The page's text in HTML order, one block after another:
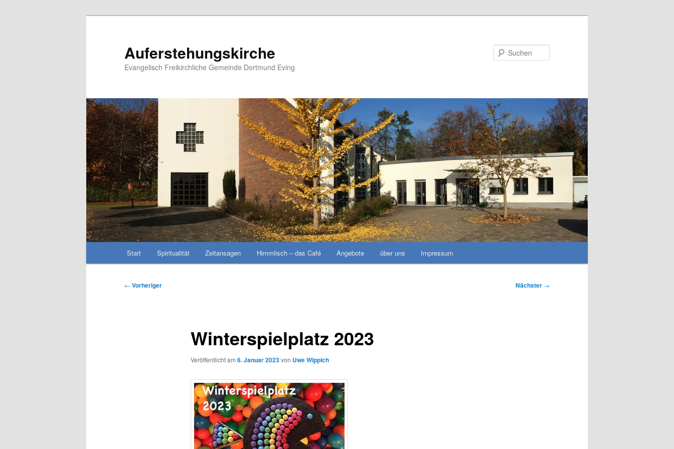
Auferstehungskirche
Evangelisch Freikirchliche Gemeinde Dortmund Eving
Start Spiritualität Zeitansagen Himmlisch – das Café Angebote über uns Impressum
Beitragsnavigation
← Vorheriger Nächster →
Winterspielplatz 2023
Veröffentlicht am 6. Januar 2023von Uwe Wippich